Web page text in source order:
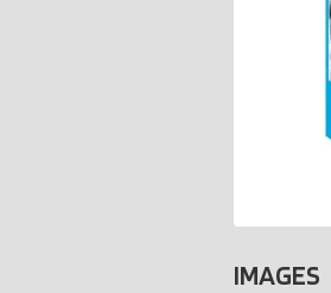
IMAGES